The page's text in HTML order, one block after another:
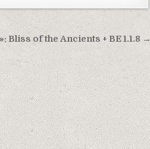
Bliss of the Ancients + BE 1.1.8 →